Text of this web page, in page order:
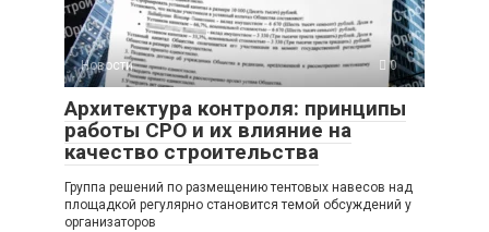
Новости 0
Архитектура контроля: принципы
работы СРО и их влияние на
качество строительства
Группа решений по размещению тентовых навесов над
площадкой регулярно становится темой обсуждений у
организаторов